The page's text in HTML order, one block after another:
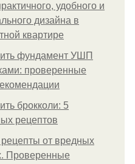
удобного и
дизайна в
квартире
фундамент УШП
проверенные
брокколи: 5
рецептов
от вредных
Проверенные